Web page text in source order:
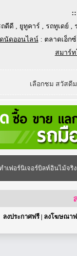
ถดีดี ยูทูคาร์ รถทูเดย์
นัดออนไลน์: ตลาดเอ็กซ์
สมาร์
เลือกชม สวัสดี
ำเฟอร์นิเจอร์บิลท์อินไม้จริง
ลงประกาศฟรี | ลงโฆษณา